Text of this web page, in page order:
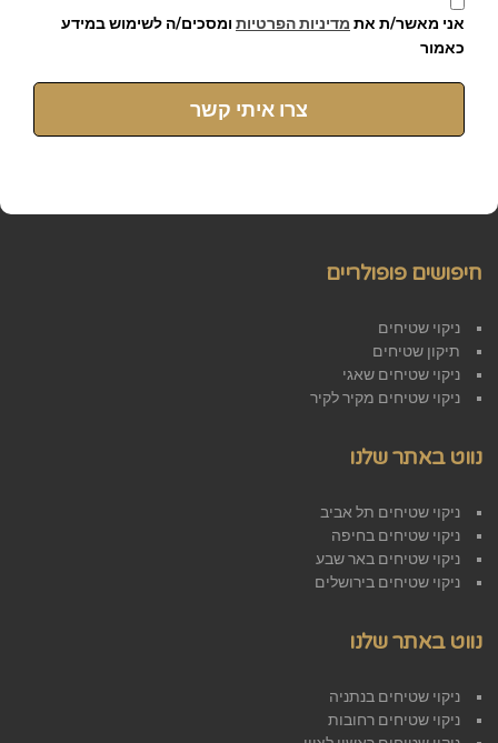
אני מאשר/ת את מדיניות הפרטיות ומסכים/ה לשימוש במידע
כאמור
צרו איתי קשר
חיפושים פופולריים
ניקוי שטיחים
תיקון שטיחים
ניקוי שטיחים שאגי
ניקוי שטיחים מקיר לקיר
נווט באתר שלנו
ניקוי שטיחים תל אביב
ניקוי שטיחים בחיפה
ניקוי שטיחים באר שבע
ניקוי שטיחים בירושלים
נווט באתר שלנו
ניקוי שטיחים בנתניה
ניקוי שטיחים רחובות